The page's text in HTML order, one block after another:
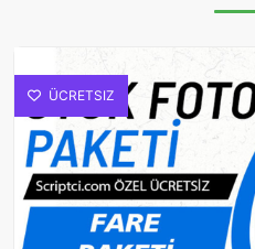
ÜCRETSIZ